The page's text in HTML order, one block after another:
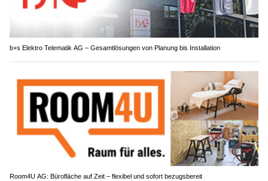
b+s Elektro Telematik AG – Gesamtlösungen von Planung bis Installation
Room4U AG: Bürofläche auf Zeit – flexibel und sofort bezugsbereit